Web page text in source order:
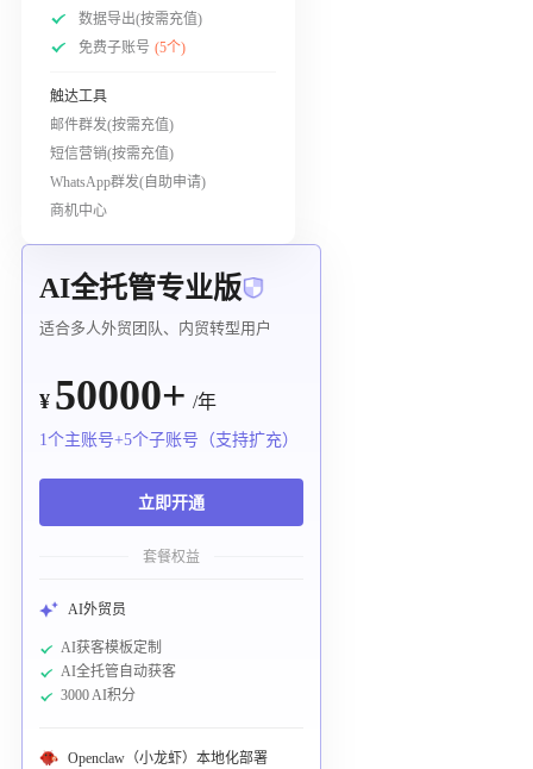
数据导出(按需充值)
免费子账号 (5个)
触达工具
邮件群发(按需充值)
短信营销(按需充值)
WhatsApp群发(自助申请)
商机中心
AI全托管专业版
适合多人外贸团队、内贸转型用户
¥ 50000+ /年
1个主账号+5个子账号（支持扩充）
立即开通
套餐权益
AI外贸员
AI获客模板定制
AI全托管自动获客
3000 AI积分
Openclaw（小龙虾）本地化部署